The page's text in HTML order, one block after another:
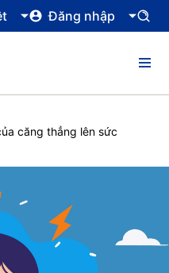
Đăng nhập
căng thẳng lên sức